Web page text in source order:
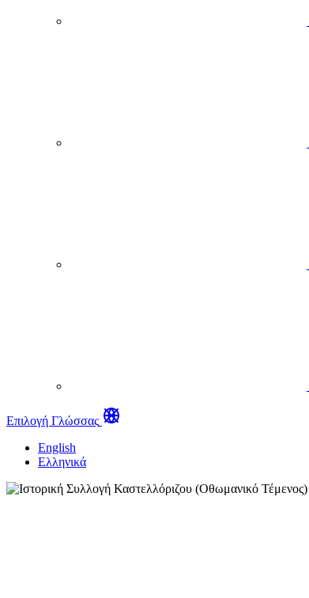
Επιλογή Γλώσσας
English
Ελληνικά